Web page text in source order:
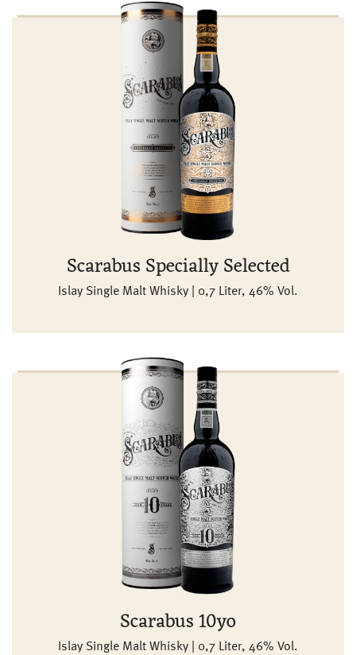
Scarabus Specially Selected
Islay Single Malt Whisky | 0,7 Liter, 46% Vol.
Scarabus 10yo
Islay Single Malt Whisky | 0,7 Liter, 46% Vol.